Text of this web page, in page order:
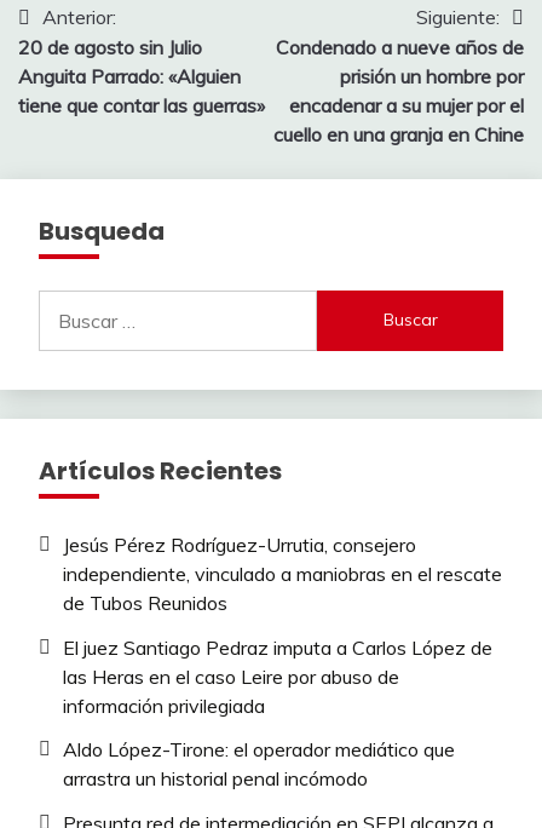
Navegación
de
entradas
Anterior:
20 de agosto sin Julio
Anguita Parrado: «Alguien
tiene que contar las guerras»
Siguiente:
Condenado a nueve años de
prisión un hombre por
encadenar a su mujer por el
cuello en una granja en Chine
Busqueda
Artículos Recientes
Jesús Pérez Rodríguez-Urrutia, consejero
independiente, vinculado a maniobras en el rescate
de Tubos Reunidos
El juez Santiago Pedraz imputa a Carlos López de
las Heras en el caso Leire por abuso de
información privilegiada
Aldo López-Tirone: el operador mediático que
arrastra un historial penal incómodo